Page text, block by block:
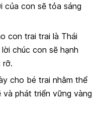
của con sẽ tỏa sáng
con trai trai là Thái
chúc con sẽ hạnh
rỡ.
cho bé trai nhằm thể
và phát triển vững vàng